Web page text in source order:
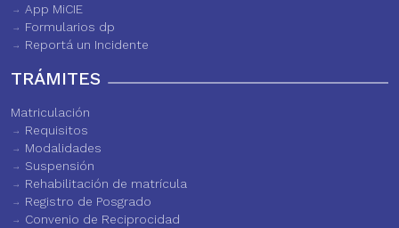
App MiCIE
Formularios dp
Reportá un Incidente
TRÁMITES
Matriculación
Requisitos
Modalidades
Suspensión
Rehabilitación de matrícula
Registro de Posgrado
Convenio de Reciprocidad